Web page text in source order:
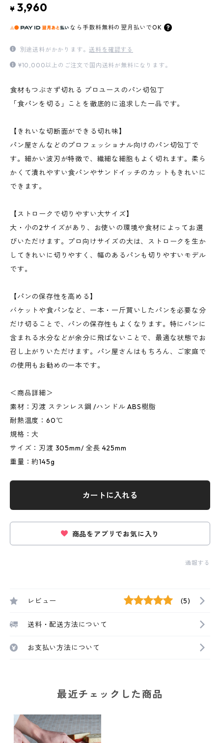
¥ 3,960
なら 手数料無料の 翌月払いでOK
別途送料がかかります。送料を確認する
¥10,000以上のご注文で国内送料が無料になります。
食材もつぶさず切れる プロユースのパン切包丁
「食パンを切る」ことを徹底的に追求した一品です。
【きれいな切断面ができる切れ味】
パン屋さんなどのプロフェッショナル向けのパン切包丁で
す。細かい波刃が特徴で、繊細な細胞もよく切れます。柔ら
かくて潰れやすい食パンやサンドイッチのカットもきれいに
できます。
【ストロークで切りやすい大サイズ】
大・小の2サイズがあり、お使いの環境や食材によってお選
びいただけます。プロ向けサイズの大は、ストロークを生か
してきれいに切りやすく、幅のあるパンも切りやすいモデル
です。
【パンの保存性を高める】
バケットや食パンなど、一本・一斤買いしたパンを必要な分
だけ切ることで、パンの保存性もよくなります。特にパンに
含まれる水分などが余分に飛ばないことで、最適な状態でお
召し上がりいただけます。パン屋さんはもちろん、ご家庭で
の使用もお勧めの一本です。
＜商品詳細＞
素材：刃渡 ステンレス鋼 /ハンドル ABS樹脂
耐熱温度：60℃
規格：大
サイズ：刃渡 305mm/ 全長 425mm
重量：約145g
カートに入れる
商品をアプリでお気に入り
通報する
レビュー (5)
送料・配送方法について
お支払い方法について
最近チェックした商品